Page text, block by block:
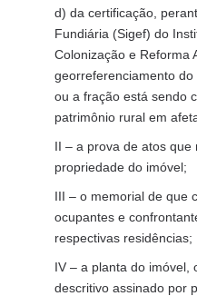
d) da certificação,
Fundiária (Sigef) do
Colonização e Reforma
georreferenciamento
ou a fração está sendo
patrimônio rural em
II – a prova de atos que
propriedade do imóvel;
III – o memorial de que
ocupantes e
respectivas residências;
IV – a planta do imóvel,
descritivo assinado por